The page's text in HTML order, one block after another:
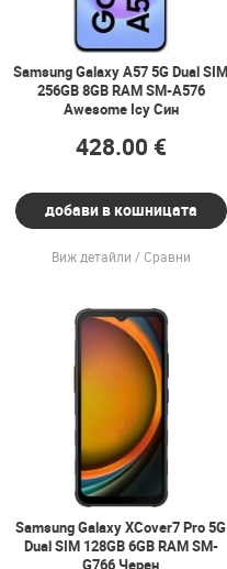
Samsung Galaxy A57 5G Dual SIM
256GB 8GB RAM SM-A576
Awesome Icy Син
428.00 €
добави в кошницата
Виж детайли Сравни
Samsung Galaxy XCover7 Pro 5G
Dual SIM 128GB 6GB RAM SM-
G766 Черен